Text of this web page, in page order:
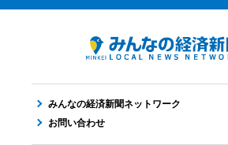
みんなの経済新聞ネットワーク
お問い合わせ